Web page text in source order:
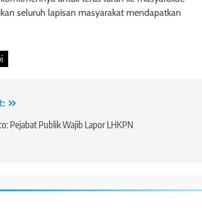
seluruh lapisan masyarakat mendapatkan
Pejabat Publik Wajib Lapor LHKPN